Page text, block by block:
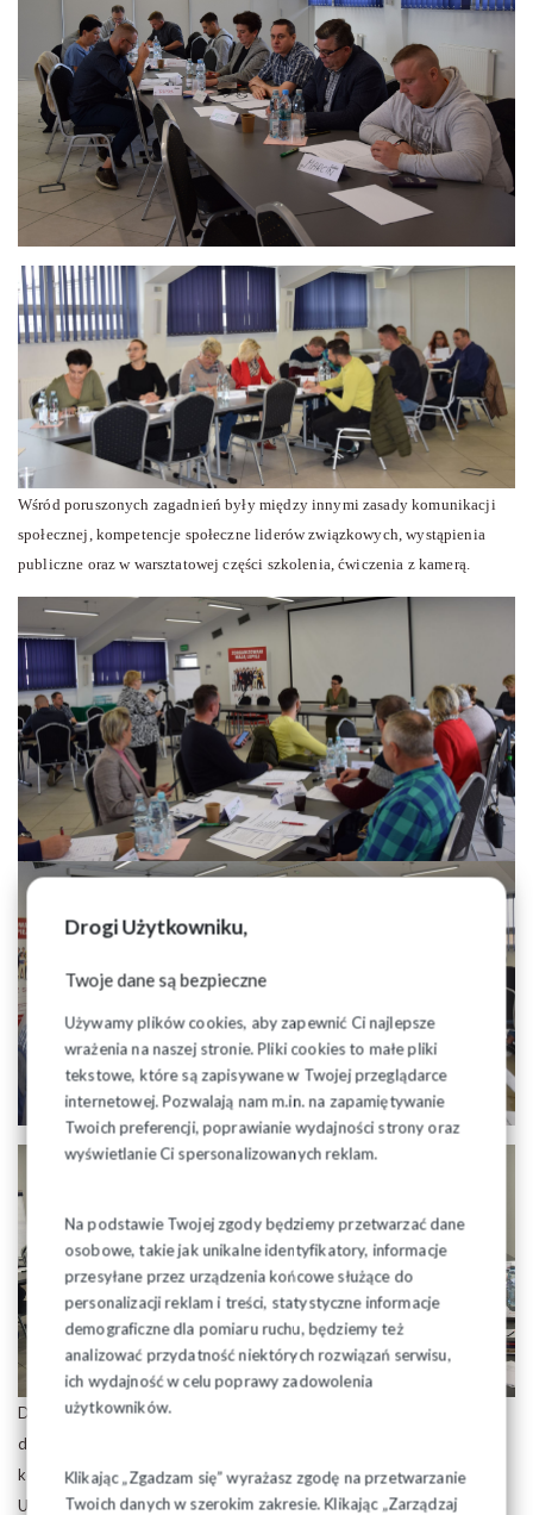
Drogi Użytkowniku,
Twoje dane są bezpieczne
Używamy plików cookies, aby zapewnić Ci najlepsze
wrażenia na naszej stronie. Pliki cookies to małe pliki
tekstowe, które są zapisywane w Twojej przeglądarce
internetowej. Pozwalają nam m.in. na zapamiętywanie
Twoich preferencji, poprawianie wydajności strony oraz
wyświetlanie Ci spersonalizowanych reklam.
Na podstawie Twojej zgody będziemy przetwarzać dane
osobowe, takie jak unikalne identyfikatory, informacje
przesyłane przez urządzenia końcowe służące do
personalizacji reklam i treści, statystyczne informacje
demograficzne dla pomiaru ruchu, będziemy też
analizować przydatność niektórych rozwiązań serwisu,
ich wydajność w celu poprawy zadowolenia
użytkowników.
Klikając „Zgadzam się” wyrażasz zgodę na przetwarzanie
Twoich danych w szerokim zakresie. Klikając „Zarządzaj
Wśród poruszonych zagadnień były między innymi zasady komunikacji
społecznej, kompetencje społeczne liderów związkowych, wystąpienia
publiczne oraz w warsztatowej części szkolenia, ćwiczenia z kamerą.
Dla wielu osób, było to pierwsze, niezwykle cenne doświadczenie,
dzięki któremu mogli poznać swoje słabe i mocne strony w
komunikowaniu się z innymi ludźmi.
Uczestnicy, również dzięki ćwiczeniom praktycznym, otrzymali